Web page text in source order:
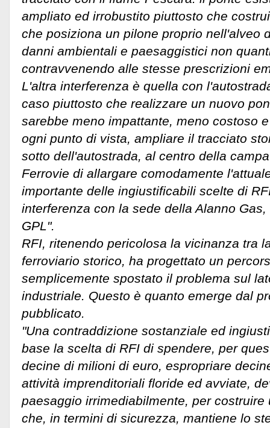
ampliato ed irrobustito piuttosto che
che posiziona un pilone proprio nell'alveo
danni ambientali e paesaggistici non
contravvenendo alle stesse prescrizioni
L'altra interferenza è quella con
caso piuttosto che realizzare un nuovo
sarebbe meno impattante, meno costoso
ogni punto di vista, ampliare il tracciato
sotto dell'autostrada, al centro della
Ferrovie di allargare comodamente
importante delle ingiustificabili scelte di
interferenza con la sede della Alanno
GPL".
RFI, ritenendo pericolosa la vicinanza tra
ferroviario storico, ha progettato un
semplicemente spostato il problema sul
industriale. Questo è quanto emerge dal
pubblicato.
"Una contraddizione sostanziale ed
base la scelta di RFI di spendere, per
decine di milioni di euro, espropriare
attività imprenditoriali floride ed avviate,
paesaggio irrimediabilmente, per
che, in termini di sicurezza, mantiene lo